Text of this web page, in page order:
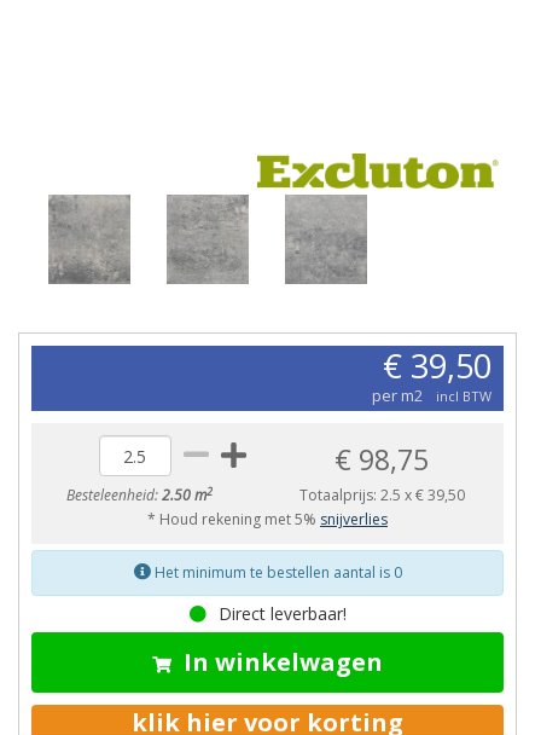
€ 39,50
per m2 incl BTW
Besteleenheid:2.50 m2
€ 98,75
Totaalprijs: 2.5 x€ 39,50
* Houd rekening met 5% snijverlies
Het minimum te bestellen aantal is 0
Direct leverbaar!
In winkelwagen
klik hier voor korting